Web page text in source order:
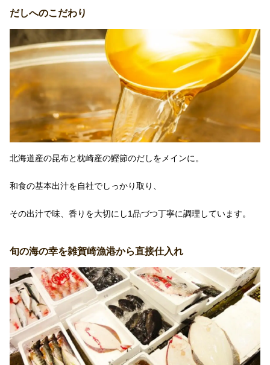
だしへのこだわり
北海道産の昆布と枕崎産の鰹節のだしをメインに。
和食の基本出汁を自社でしっかり取り、
その出汁で味、香りを大切にし1品づつ丁寧に調理しています。
旬の海の幸を雑賀崎漁港から直接仕入れ